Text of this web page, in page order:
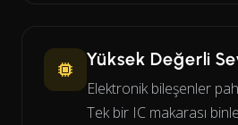
Yüksek Değerli
Elektronik bileşenler
Tek bir IC makarası